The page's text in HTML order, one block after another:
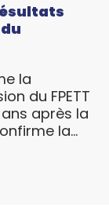
la
du FPETT
après la
la